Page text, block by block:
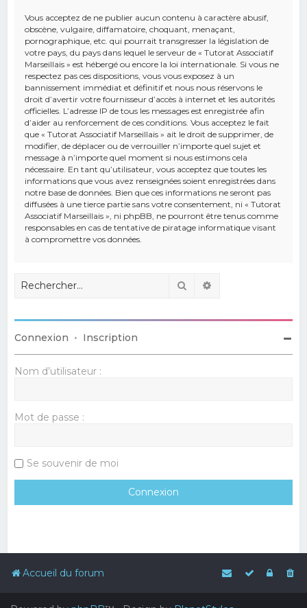
Vous acceptez de ne publier aucun contenu à caractère abusif,
obscène, vulgaire, diffamatoire, choquant, menaçant,
pornographique, etc. qui pourrait transgresser la législation de
votre pays, du pays dans lequel le serveur de « Tutorat Associatif
Marseillais » est hébergé ou encore la loi internationale. Si vous ne
respectez pas ces dispositions, vous vous exposez à un
bannissement immédiat et définitif et nous nous réservons le
droit d’avertir votre fournisseur d’accès à internet et les autorités
officielles. L’adresse IP de tous les messages est enregistrée afin
d’aider au renforcement de ces conditions. Vous acceptez le fait
que « Tutorat Associatif Marseillais » ait le droit de supprimer, de
modifier, de déplacer ou de verrouiller n’importe quel sujet et
message à n’importe quel moment si nous estimons cela
nécessaire. En tant qu’utilisateur, vous acceptez que toutes les
informations que vous avez renseignées soient enregistrées dans
notre base de données. Bien que ces informations ne seront pas
diffusées à une tierce partie sans votre consentement, ni « Tutorat
Associatif Marseillais », ni phpBB, ne pourront être tenus comme
responsables en cas de tentative de piratage informatique visant
à compromettre vos données.
Rechercher
Connexion • Inscription
Nom d’utilisateur :
Mot de passe :
Se souvenir de moi
Accueil du forum